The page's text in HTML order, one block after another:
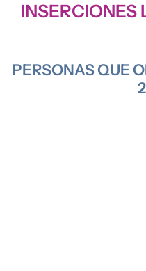
PERSONAS QUE